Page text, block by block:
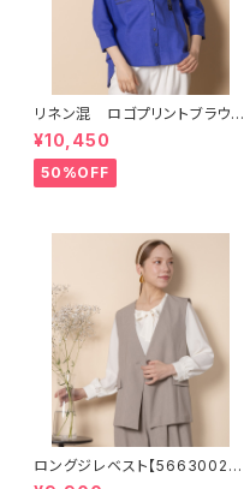
リネン混 ロゴプリントブラウス
【8264110】
¥10,450
50%OFF
ロングジレベスト【5663002】S
ET可